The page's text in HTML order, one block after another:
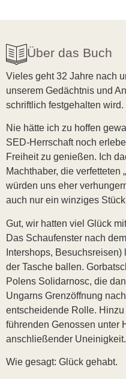
Über das Buch
Vieles geht 32 Jahre nach
unserem Gedächtnis und
schriftlich festgehalten wird.
Nie hätte ich zu hoffen
SED-Herrschaft noch
Freiheit zu genießen. Ich
Machthaber, die verfetteten
würden uns eher
auch nur ein winziges
Gut, wir hatten viel Glück
Das Schaufenster nach
Intershops,
der Tasche ballen.
Polens Solidarnosc, die
Ungarns Grenzöffnung
entscheidende Rolle.
führenden Genossen unter
anschließender Uneinigkeit.
Wie gesagt: Glück gehabt.